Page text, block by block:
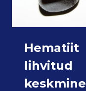
Hematiit
lihvitud
keskmine